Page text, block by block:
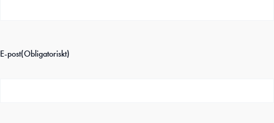
E-post(Obligatoriskt)